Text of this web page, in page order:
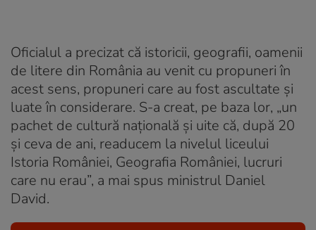
Oficialul a precizat că istoricii, geografii, oamenii
de litere din România au venit cu propuneri în
acest sens, propuneri care au fost ascultate și
luate în considerare. S-a creat, pe baza lor, „un
pachet de cultură națională și uite că, după 20
și ceva de ani, readucem la nivelul liceului
Istoria României, Geografia României, lucruri
care nu erau”, a mai spus ministrul Daniel
David.